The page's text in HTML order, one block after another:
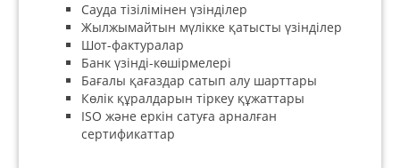
Сауда тізілімінен үзінділер
Жылжымайтын мүлікке қатысты үзінділер
Шот-фактуралар
Банк үзінді-көшірмелері
Бағалы қағаздар сатып алу шарттары
Көлік құралдарын тіркеу құжаттары
ISO және еркін сатуға арналған
сертификаттар